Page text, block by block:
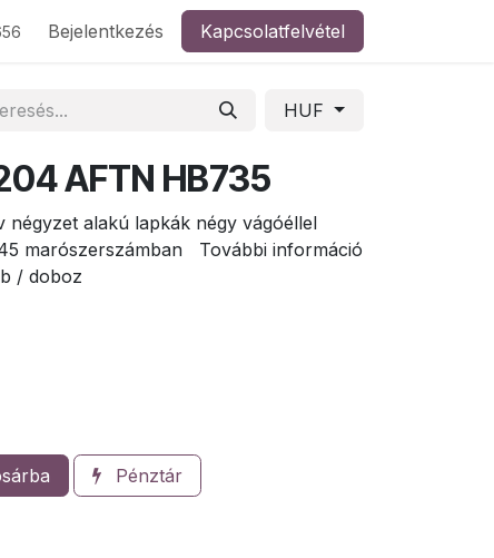
Bejelentkezés Kapcsolatfelvétel
HUF
AFTN HB735
négyzet alakú lapkák négy vágóéllel
marószerszámban További információ
/ doboz
Pénztár